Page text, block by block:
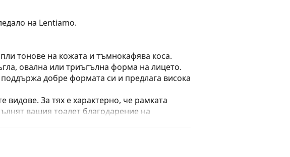
на Lentiamo.
тонове на кожата и тъмнокафява коса.
овална или триъгълна форма на лицето.
добре формата си и предлага висока
видове. За тях е характерно, че рамката
вашия тоалет благодарение на
мощност.